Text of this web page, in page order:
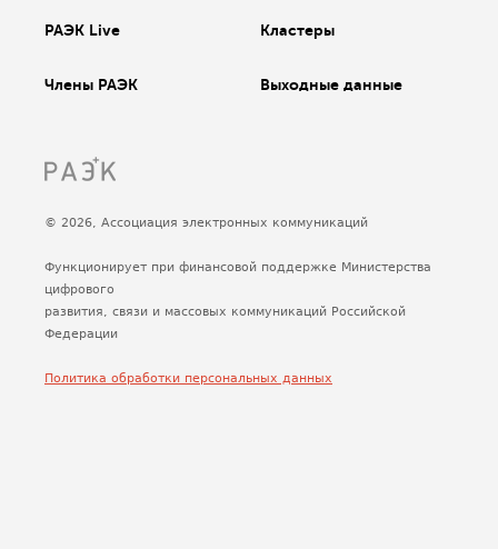
РАЭК Live Кластеры
Члены РАЭК Выходные данные
© 2026, Ассоциация электронных коммуникаций
Функционирует при финансовой поддержке Министерства
цифрового
развития, связи и массовых коммуникаций Российской
Федерации
Политика обработки персональных данных